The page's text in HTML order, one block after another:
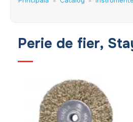
Perie de fier,